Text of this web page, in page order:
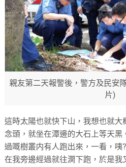
親友第二天報警後，警方及民安
片)
這時太陽也就快下山，我想也就大
念頭，就坐在潭邊的大石上等天
過嘅樹叢内有人跑出來，一看，咦
在我旁邊經過就往澗下跑，於是